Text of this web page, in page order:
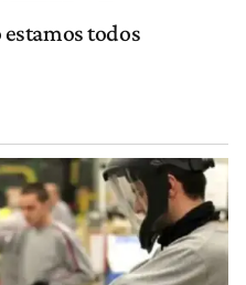
estamos todos